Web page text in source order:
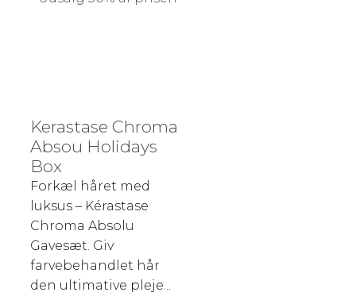
Kerastase Chroma
Absou Holidays
Box
Forkæl håret med
luksus – Kérastase
Chroma Absolu
Gavesæt. Giv
farvebehandlet hår
den ultimative pleje...